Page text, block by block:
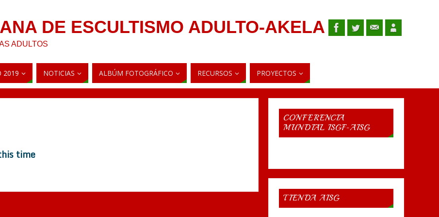
DE ESCULTISMO ADULTO-AKELA
ADULTOS
2019 NOTICIAS ALBÚM FOTOGRÁFICO RECURSOS PROYECTOS
time
CONFERENCIA
MUNDIAL ISGF-AISG
TIENDA AISG